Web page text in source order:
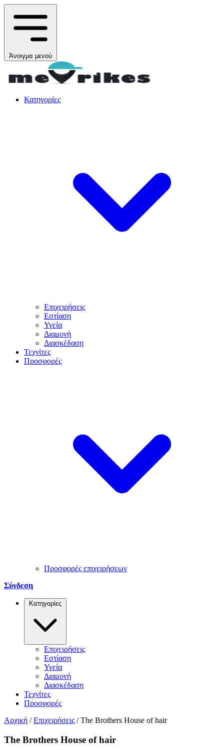
Άνοιγμα μενού
Κατηγορίες
Επιχειρήσεις
Εστίαση
Υγεία
Διαμονή
Διασκέδαση
Τεχνίτες
Προσφορές
Προσφορές επιχειρήσεων
Σύνδεση
Κατηγορίες
Επιχειρήσεις
Εστίαση
Υγεία
Διαμονή
Διασκέδαση
Τεχνίτες
Προσφορές
Αρχική / Επιχειρήσεις / The Brothers House of hair
The Brothers House of hair